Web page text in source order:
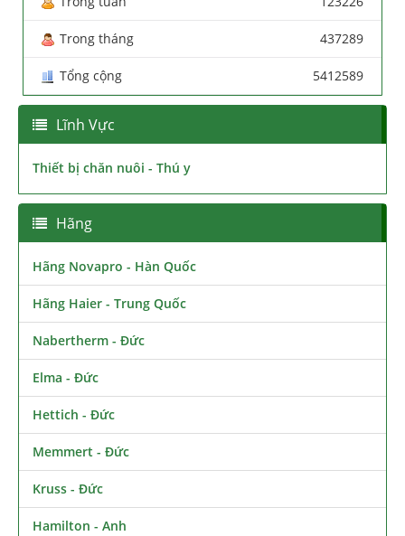
Trong tháng 437289
Tổng cộng 5412589
Lĩnh Vực
Thiết bị chăn nuôi - Thú y
Hãng
Hãng Novapro - Hàn Quốc
Hãng Haier - Trung Quốc
Nabertherm - Đức
Elma - Đức
Hettich - Đức
Memmert - Đức
Kruss - Đức
Hamilton - Anh